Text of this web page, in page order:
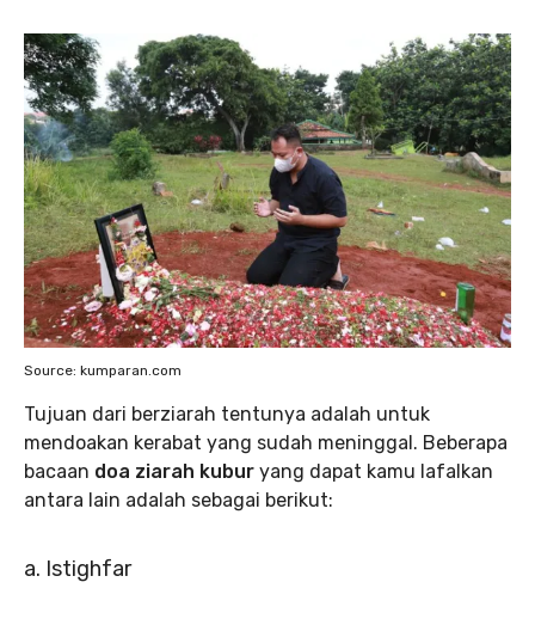
Source: kumparan.com
Tujuan dari berziarah tentunya adalah untuk
mendoakan kerabat yang sudah meninggal. Beberapa
bacaan doa ziarah kubur yang dapat kamu lafalkan
antara lain adalah sebagai berikut:
a. Istighfar